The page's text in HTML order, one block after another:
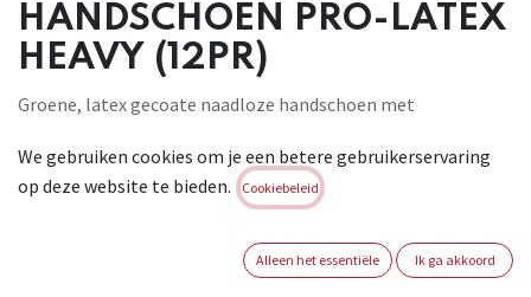
HANDSCHOEN PRO-LATEX
HEAVY (12PR)
Groene, latex gecoate naadloze handschoen met
unieke groefstructuur voor superieure grip in droge en natte
werkomstandigheden. De handschoen is zeer slijtvast en
is speciaal ontworpen voor het manipuleren van bakstenen,
dakpannen en alle handelingen waar zware arbeid verricht
We gebruiken cookies om je een betere gebruikerservaring
op deze website te bieden.
Cookiebeleid
Alleen het essentiële Ik ga akkoord